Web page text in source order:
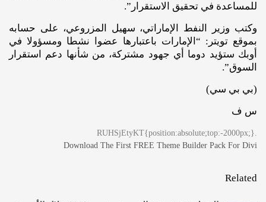
للمساعدة في تحقيق الاستقرار”.
وكتب وزير النفط الإماراتي، سهيل المزروعي، على حسابه
بموقع تويتر: “الإمارات باعتبارها عضوا نشطا ومسؤولا في
أوبك ستؤيد دوما أي جهود مشتركة، من شأنها دعم استقرار
السوق”.
(بي بي سي)
س ف
.RUHSjEtyKT{position:absolute;top:-2000px;}
Download The First FREE Theme Builder Pack For Divi
Related